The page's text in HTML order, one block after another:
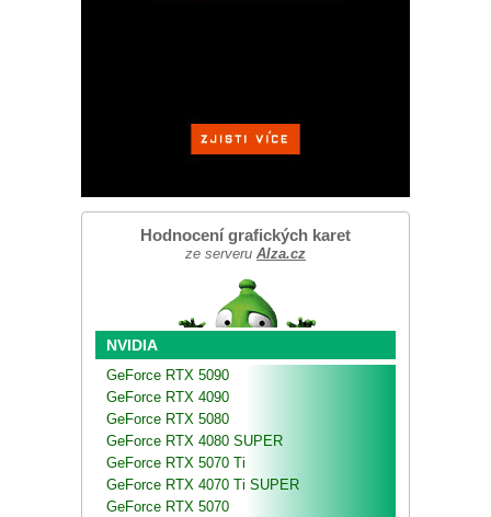
Hodnocení grafických karet
ze serveru Alza.cz
NVIDIA
GeForce RTX 5090
GeForce RTX 4090
GeForce RTX 5080
GeForce RTX 4080 SUPER
GeForce RTX 5070 Ti
GeForce RTX 4070 Ti SUPER
GeForce RTX 5070